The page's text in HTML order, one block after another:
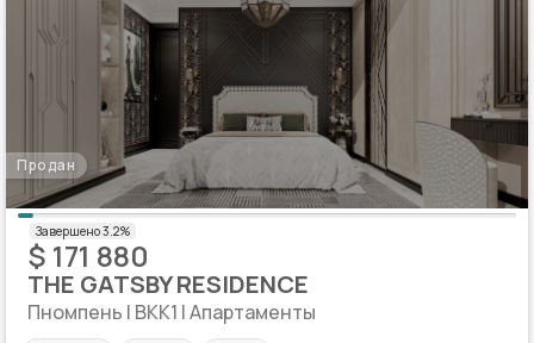
Продан
$ 171 880
THE GATSBY RESIDENCE
Пномпень | BKK1 | Апартаменты